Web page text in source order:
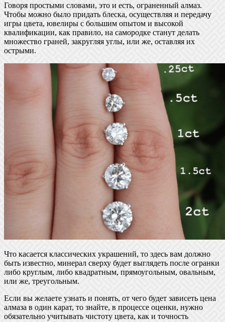
Говоря простыми словами, это и есть, ограненный алмаз.
Чтобы можно было придать блеска, осуществляя и передачу
игры цвета, ювелиры с большим опытом и высокой
квалификации, как правило, на самородке станут делать
множество граней, закругляя углы, или же, оставляя их
острыми.
Что касается классических украшений, то здесь вам должно
быть известно, минерал сверху будет выглядеть после огранки
либо круглым, либо квадратным, прямоугольным, овальным,
или же, треугольным.
Если вы желаете узнать и понять, от чего будет зависеть цена
алмаза в один карат, то знайте, в процессе оценки, нужно
обязательно учитывать чистоту цвета, как и точность